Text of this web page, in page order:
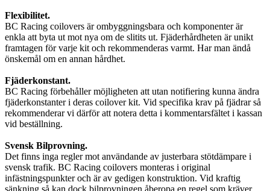
Flexibilitet.
BC Racing coilovers är ombyggningsbara och komponenter är
enkla att byta ut mot nya om de slitits ut. Fjäderhårdheten är unikt
framtagen för varje kit och rekommenderas varmt. Har man ändå
önskemål om en annan hårdhet.
Fjäderkonstant.
BC Racing förbehåller möjligheten att utan notifiering kunna ändra
fjäderkonstanter i deras coilover kit. Vid specifika krav på fjädrar så
rekommenderar vi därför att notera detta i kommentarsfältet i kassan
vid beställning.
Svensk Bilprovning.
Det finns inga regler mot användande av justerbara stötdämpare i
svensk trafik. BC Racing coilovers monteras i original
infästningspunkter och är av gedigen konstruktion. Vid kraftig